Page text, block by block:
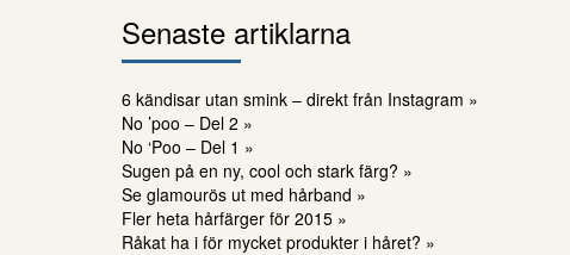
Senaste artiklarna
6 kändisar utan smink – direkt från Instagram »
No ’poo – Del 2 »
No ‘Poo – Del 1 »
Sugen på en ny, cool och stark färg? »
Se glamourös ut med hårband »
Fler heta hårfärger för 2015 »
Råkat ha i för mycket produkter i håret? »